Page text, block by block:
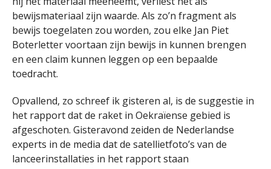
bewijsmateriaal zijn waarde. Als zo’n fragment als
bewijs toegelaten zou worden, zou elke Jan Piet
Boterletter voortaan zijn bewijs in kunnen brengen
en een claim kunnen leggen op een bepaalde
toedracht.
Opvallend, zo schreef ik gisteren al, is de suggestie in
het rapport dat de raket in Oekraïense gebied is
afgeschoten. Gisteravond zeiden de Nederlandse
experts in de media dat de satellietfoto’s van de
lanceerinstallaties in het rapport staan